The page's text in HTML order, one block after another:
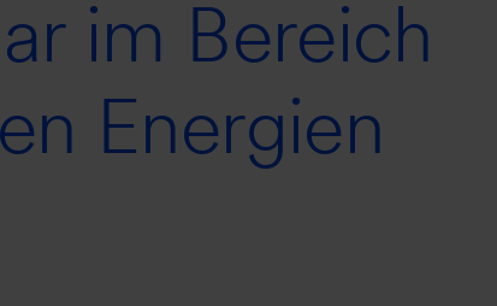
im Bereich
Energien